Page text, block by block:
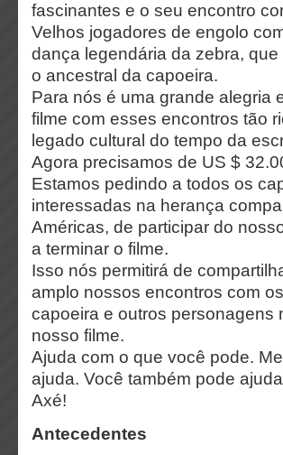
fascinantes e o seu encontro
Velhos jogadores de engolo
dança legendária da zebra,
o ancestral da capoeira.
Para nós é uma grande alegria
filme com esses encontros tão
legado cultural do tempo da
Agora precisamos de US $
Estamos pedindo a todos os
interessadas na herança
Américas, de participar do
a terminar o filme.
Isso nós permitirá de
amplo nossos encontros com
capoeira e outros personagens
nosso filme.
Ajuda com o que você pode.
ajuda. Você também pode
Axé!
Antecedentes